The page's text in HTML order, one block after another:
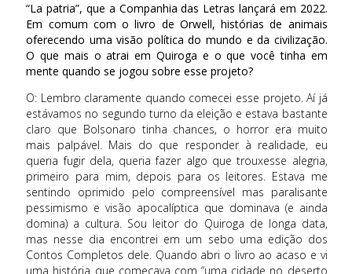
“La patria”, que a Companhia das Letras lançará em 2022.
Em comum com o livro de Orwell, histórias de animais
oferecendo uma visão política do mundo e da civilização.
O que mais o atrai em Quiroga e o que você tinha em
mente quando se jogou sobre esse projeto?
O: Lembro claramente quando comecei esse projeto. Aí já
estávamos no segundo turno da eleição e estava bastante
claro que Bolsonaro tinha chances, o horror era muito
mais palpável. Mais do que responder à realidade, eu
queria fugir dela, queria fazer algo que trouxesse alegria,
primeiro para mim, depois para os leitores. Estava me
sentindo oprimido pelo compreensível mas paralisante
pessimismo e visão apocalíptica que dominava (e ainda
domina) a cultura. Sou leitor do Quiroga de longa data,
mas nesse dia encontrei em um sebo uma edição dos
Contos Completos dele. Quando abri o livro ao acaso e vi
uma história que começava com “uma cidade no deserto